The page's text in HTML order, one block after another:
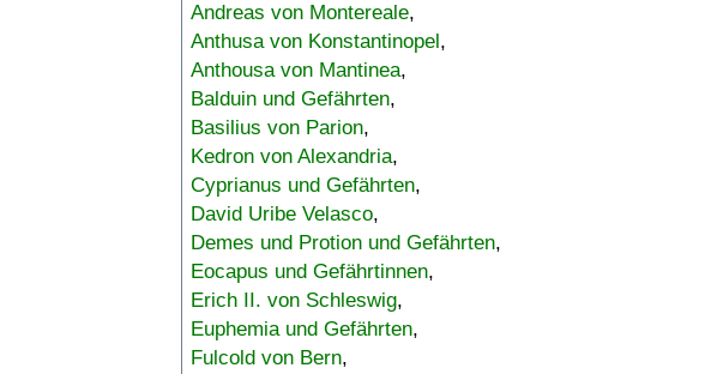
Andreas von Montereale,
Anthusa von Konstantinopel,
Anthousa von Mantinea,
Balduin und Gefährten,
Basilius von Parion,
Kedron von Alexandria,
Cyprianus und Gefährten,
David Uribe Velasco,
Demes und Protion und Gefährten,
Eocapus und Gefährtinnen,
Erich II. von Schleswig,
Euphemia und Gefährten,
Fulcold von Bern,